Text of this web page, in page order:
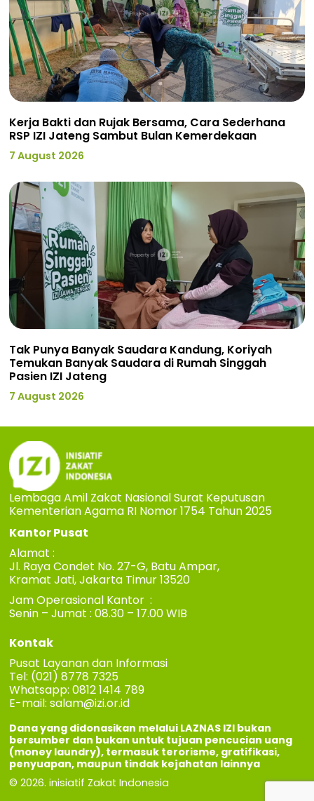
Kerja Bakti dan Rujak Bersama, Cara Sederhana
RSP IZI Jateng Sambut Bulan Kemerdekaan
7 August 2026
Tak Punya Banyak Saudara Kandung, Koriyah
Temukan Banyak Saudara di Rumah Singgah
Pasien IZI Jateng
7 August 2026
Lembaga Amil Zakat Nasional Surat Keputusan
Kementerian Agama RI Nomor 1754 Tahun 2025
Kantor Pusat
Alamat :
Jl. Raya Condet No. 27-G, Batu Ampar,
Kramat Jati, Jakarta Timur 13520
Jam Operasional Kantor :
Senin – Jumat : 08.30 – 17.00 WIB
Kontak
Pusat Layanan dan Informasi
Tel: (021) 8778 7325
Whatsapp: 0812 1414 789
E-mail:salam@izi.or.id
Dana yang didonasikan melalui LAZNAS IZI bukan
bersumber dan bukan untuk tujuan pencucian uang
(money laundry), termasuk terorisme, gratifikasi,
penyuapan, maupun tindak kejahatan lainnya
© 2026. inisiatif Zakat Indonesia